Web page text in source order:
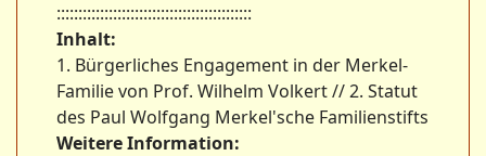
:::::::::::::::::::::::::::::::::::::::::::::
Inhalt:
1. Bürgerliches Engagement in der Merkel-
Familie von Prof. Wilhelm Volkert // 2. Statut
des Paul Wolfgang Merkel'sche Familienstifts
Weitere Information: